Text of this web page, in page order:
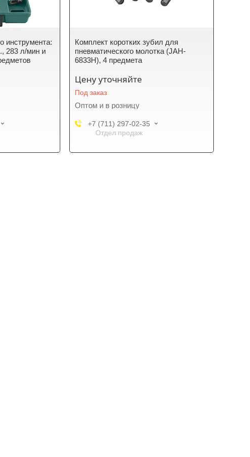
инструмента:
283 л/мин и
Комплект коротких зубил для
пневматического молотка (JAH-
6833H), 4 предмета
Цену уточняйте
Под заказ
Оптом и в розницу
+7 (711) 297-02-35
Отдел продаж